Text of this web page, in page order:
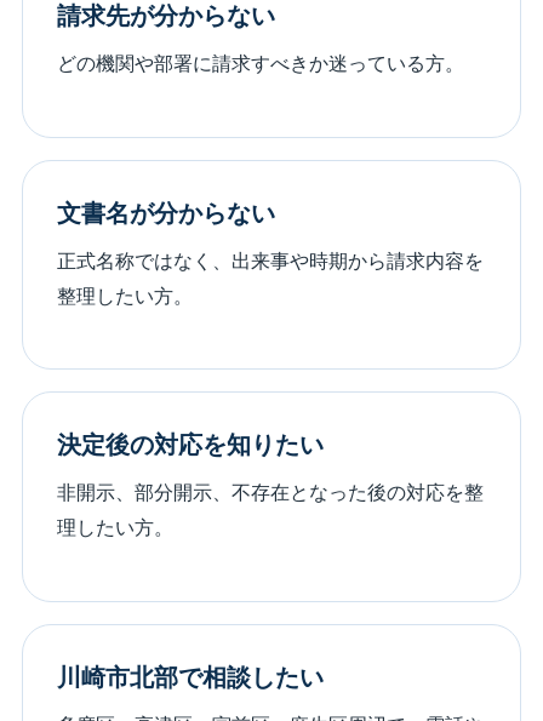
請求先が分からない
どの機関や部署に請求すべきか迷っている方。
文書名が分からない
正式名称ではなく、出来事や時期から請求内容を
整理したい方。
決定後の対応を知りたい
非開示、部分開示、不存在となった後の対応を整
理したい方。
川崎市北部で相談したい